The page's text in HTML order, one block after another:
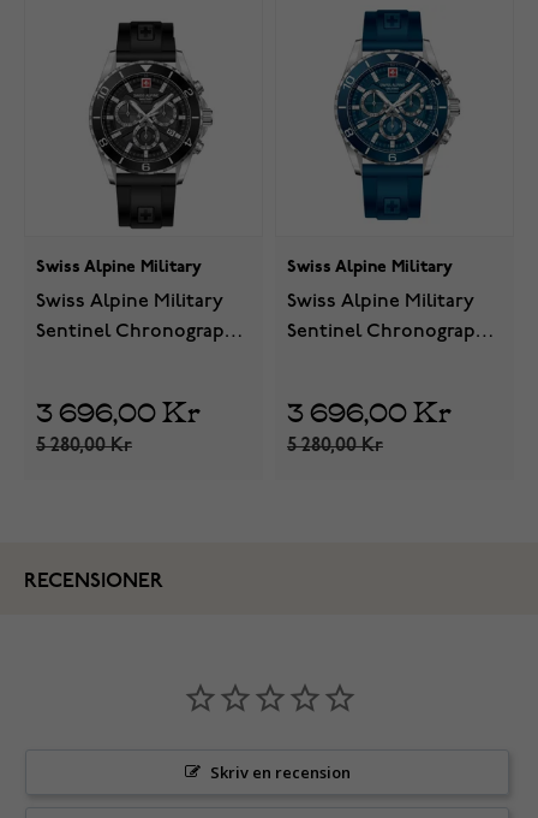
Swiss Alpine Military
Swiss Alpine Military
Sentinel Chronograph
3 696,00 Kr
5 280,00 Kr
Swiss Alpine Military
Swiss Alpine Military
Sentinel Chronograph
3 696,00 Kr
5 280,00 Kr
RECENSIONER
Skriv en recension